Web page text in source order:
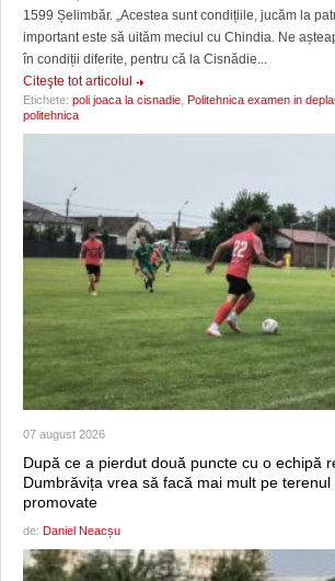
1599 Șelimbăr. „Acestea sunt condițiile, jucăm la
important este să uităm meciul cu Chindia. Ne
în condiții diferite, pentru că la Cisnădie...
Citeşte tot articolul
Etichete: poli joaca la cisnadie Politehnica examen in
politehnica
07 august 2026
După ce a pierdut două puncte cu o echipă
Dumbrăvița vrea să facă mai mult pe terenul
promovate
de: Daniel Neacșu